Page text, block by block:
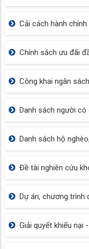
Cải cách hành chính
Chính sách ưu đãi
Công khai ngân sách
Danh sách người có
Danh sách hộ
Đề tài nghiên cứu
Dự án, chương trình
Giải quyết khiếu nại